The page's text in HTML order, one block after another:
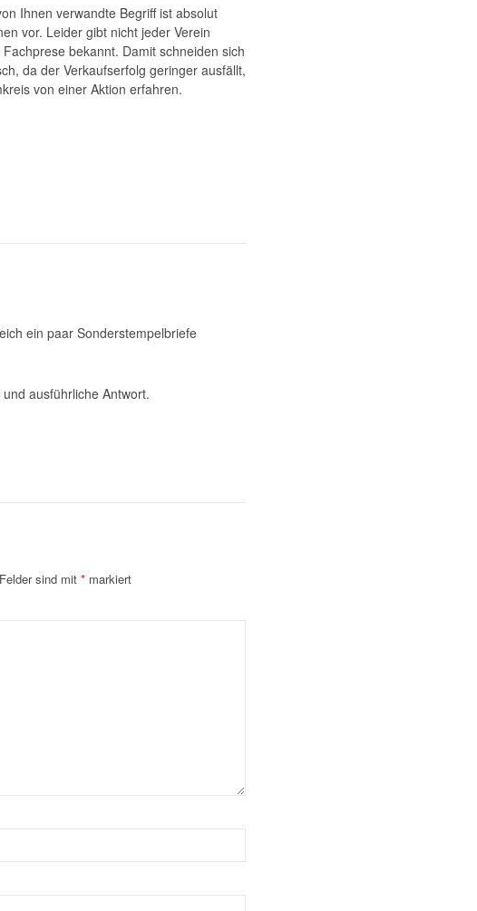
Ihnen verwandte Begriff ist absolut
vor. Leider gibt nicht jeder Verein
bekannt. Damit schneiden sich
da der Verkaufserfolg geringer ausfällt,
von einer Aktion erfahren.
ein paar Sonderstempelbriefe
ausführliche Antwort.
sind mit * markiert